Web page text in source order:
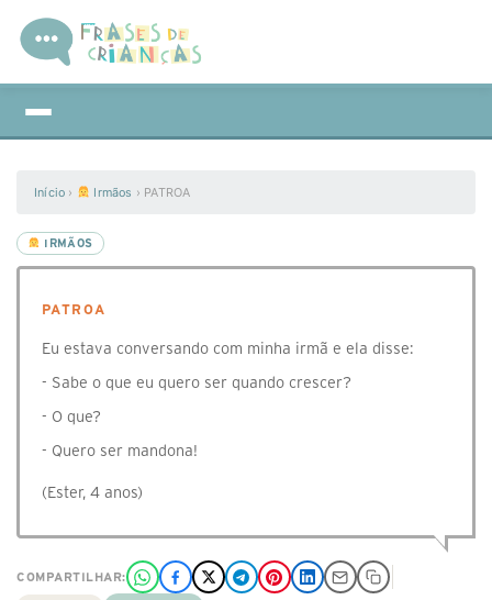
Início › Irmãos › PATROA
IRMÃOS
PATROA
Eu estava conversando com minha irmã e ela disse:
- Sabe o que eu quero ser quando crescer?
- O que?
- Quero ser mandona!
(Ester, 4 anos)
COMPARTILHAR: